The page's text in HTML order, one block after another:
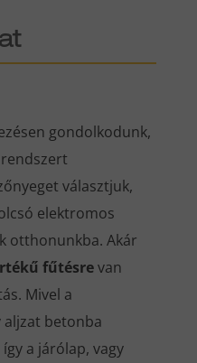
gondolkodunk,
választjuk,
elektromos
otthonunkba. Akár
fűtésrevan
Mivel a
aljzat betonba
a járólap, vagy